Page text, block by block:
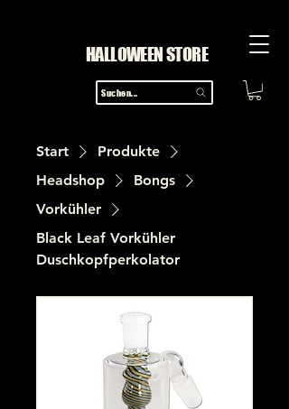
HALLOWEEN STORE
Suchen...
Start
Produkte
Headshop
Bongs
Vorkühler
Black Leaf Vorkühler
Duschkopfperkolator